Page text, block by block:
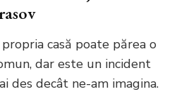
casă poate părea o
dar este un incident
des decât ne-am imagina.